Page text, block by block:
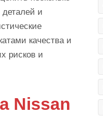
и
качества и
рисков и
Nissan